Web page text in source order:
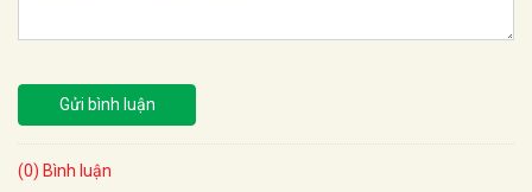
Gửi bình luận
(0) Bình luận